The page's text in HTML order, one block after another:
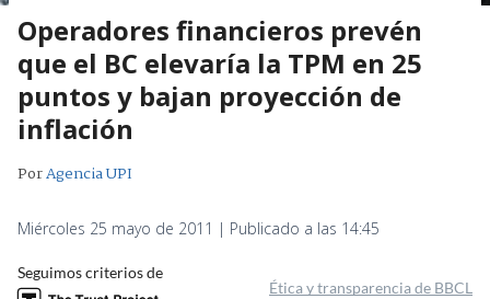
Operadores financieros prevén
que el BC elevaría la TPM en 25
puntos y bajan proyección de
inflación
PorAgencia UPI
Miércoles 25 mayo de 2011 | Publicado a las 14:45
Seguimos criterios de
Ética y transparencia de BBCL